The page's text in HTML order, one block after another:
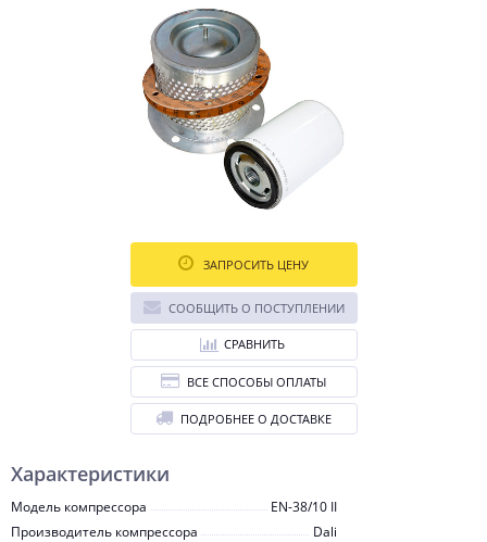
Характеристики
Модель компрессора
EN-38/10 II
Производитель компрессора
Dali
ЗАПРОСИТЬ ЦЕНУ
СООБЩИТЬ О ПОСТУПЛЕНИИ
СРАВНИТЬ
ВСЕ СПОСОБЫ ОПЛАТЫ
ПОДРОБНЕЕ О ДОСТАВКЕ